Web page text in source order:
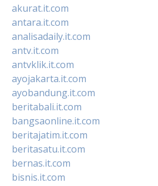
akurat.it.com
antara.it.com
analisadaily.it.com
antv.it.com
antvklik.it.com
ayojakarta.it.com
ayobandung.it.com
beritabali.it.com
bangsaonline.it.com
beritajatim.it.com
beritasatu.it.com
bernas.it.com
bisnis.it.com